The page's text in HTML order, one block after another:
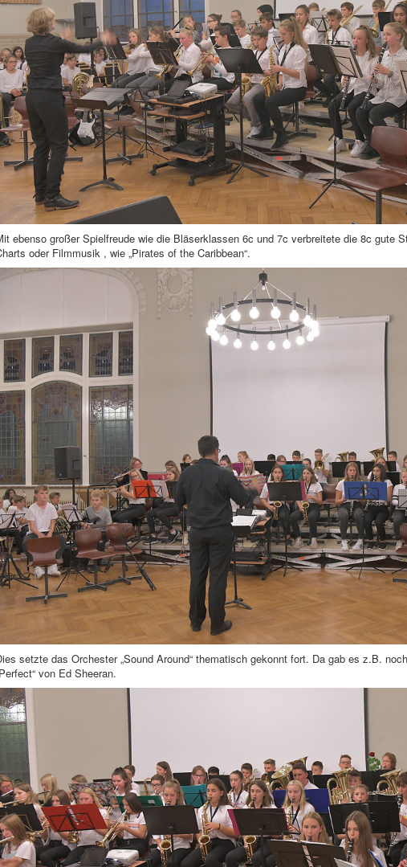
ebenso großer Spielfreude wie die Bläserklassen 6c und 7c verbreitete die 8c gute
oder Filmmusik , wie „Pirates of the Caribbean“.
setzte das Orchester „Sound Around“ thematisch gekonnt fort. Da gab es z.B.
von Ed Sheeran.